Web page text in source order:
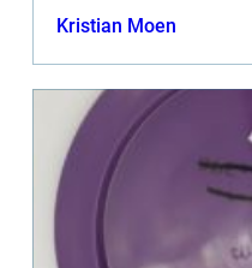
Kristian Moen